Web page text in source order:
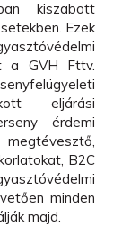
kiszabott
Ezek
a GVH Fttv.
eljárási
érdemi
B2C
minden
majd.